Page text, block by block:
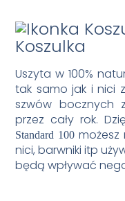
Koszulka
Uszyta w 100%
tak samo jak i nici
szwów bocznych
przez cały rok.
Standard 100możesz
nici, barwniki itp
będą wpływać